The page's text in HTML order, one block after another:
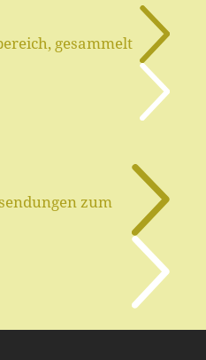
gesammelt
zum